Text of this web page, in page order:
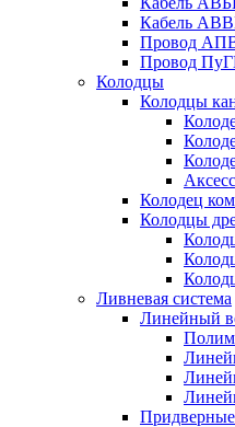
Кабель
Провод
Провод
Колодцы
Колодцы
Колодец
Колодцы
Ливневая система
Линейный